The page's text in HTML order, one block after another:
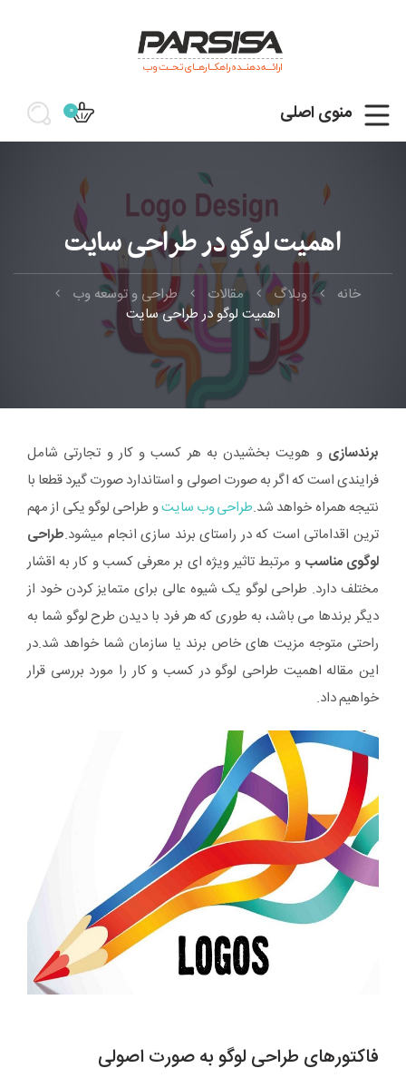
ارائـــه دهنــده راهکــارهــای تحــت وب
منوی اصلی 0
اهمیت لوگو در طراحی سایت
خانه وبلاگ مقالات
طراحی و توسعه وب
اهمیت لوگو در طراحی سایت
برندسازیو هویت بخشیدن به هر کسب و کار و تجارتی شامل
فرایندی است که اگر به صورت اصولی و استاندارد صورت گیرد قطعا با
نتیجه همراه خواهد شد.طراحی وب سایتو طراحی لوگو یکی از مهم
ترین اقداماتی است که در راستای برند سازی انجام میشود.طراحی
لوگوی مناسبو مرتبط تاثیر ویژه ای بر معرفی کسب و کار به اقشار
مختلف دارد. طراحی لوگو یک شیوه عالی برای متمایز کردن خود از
دیگر برندها می باشد، به طوری که هر فرد با دیدن طرح لوگو شما به
راحتی متوجه مزیت های خاص برند یا سازمان شما خواهد شد.در
این مقاله اهمیت طراحی لوگو در کسب و کار را مورد بررسی قرار
خواهیم داد.
فاکتورهای طراحی لوگو به صورت اصولی